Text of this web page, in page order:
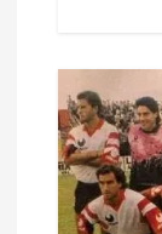
t
r
a